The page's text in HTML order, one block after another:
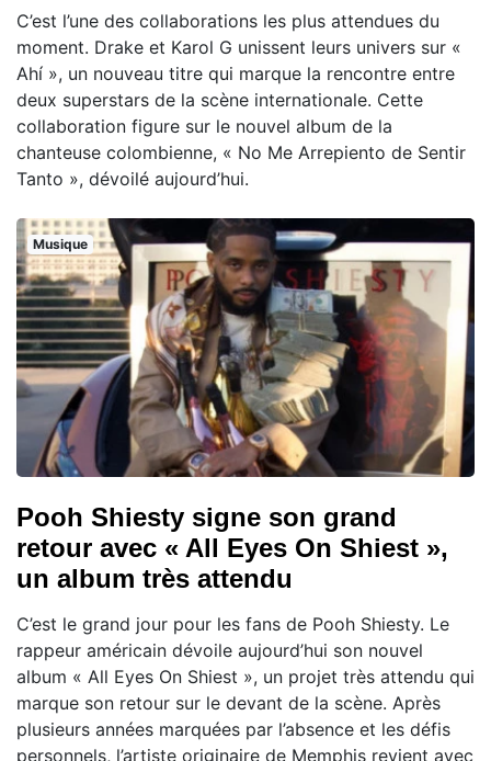
C’est l’une des collaborations les plus attendues du
moment. Drake et Karol G unissent leurs univers sur «
Ahí », un nouveau titre qui marque la rencontre entre
deux superstars de la scène internationale. Cette
collaboration figure sur le nouvel album de la
chanteuse colombienne, « No Me Arrepiento de Sentir
Tanto », dévoilé aujourd’hui.
Musique
Pooh Shiesty signe son grand
retour avec « All Eyes On Shiest »,
un album très attendu
C’est le grand jour pour les fans de Pooh Shiesty. Le
rappeur américain dévoile aujourd’hui son nouvel
album « All Eyes On Shiest », un projet très attendu qui
marque son retour sur le devant de la scène. Après
plusieurs années marquées par l’absence et les défis
personnels, l’artiste originaire de Memphis revient avec